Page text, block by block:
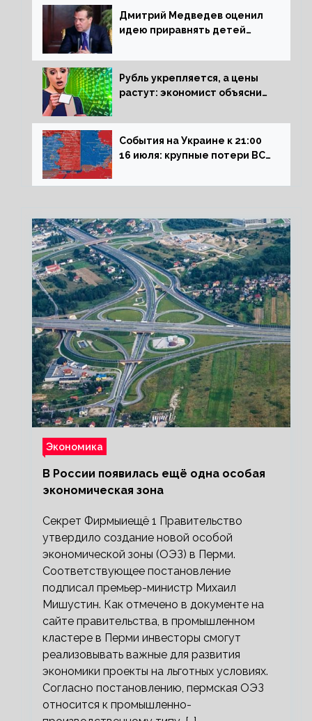
Дмитрий Медведев оценил
идею приравнять детей
Рубль укрепляется, а цены
растут: экономист объяснил
на рынок РФ
События на Украине к 21:00
16 июля: крупные потери ВСУ
обстреливает Донбасс из
Экономика
В России появилась ещё одна особая
экономическая зона
Секрет Фирмыиещё 1 Правительство
утвердило создание новой особой
экономической зоны (ОЭЗ) в Перми.
Соответствующее постановление
подписал премьер-министр Михаил
Мишустин. Как отмечено в документе на
сайте правительства, в промышленном
кластере в Перми инвесторы смогут
реализовывать важные для развития
экономики проекты на льготных условиях.
Согласно постановлению, пермская ОЭЗ
относится к промышленно-